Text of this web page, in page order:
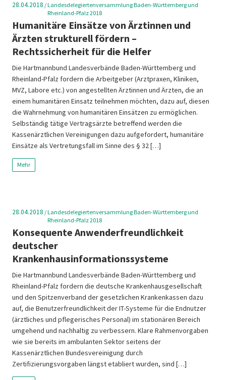
28.04.2018 /Landesdelegiertenversammlung Baden-Württemberg und
Rheinland-Pfalz 2018
Humanitäre Einsätze von Ärztinnen und
Ärzten strukturell fördern –
Rechtssicherheit für die Helfer
Die Hartmannbund Landesverbände Baden-Württemberg und
Rheinland-Pfalz fordern die Arbeitgeber (Arztpraxen, Kliniken,
MVZ, Labore etc.) von angestellten Ärztinnen und Ärzten, die an
einem humanitären Einsatz teilnehmen möchten, dazu auf, diesen
die Wahrnehmung von humanitären Einsätzen zu ermöglichen.
Selbständig tätige Vertragsärzte betreffend werden die
Kassenärztlichen Vereinigungen dazu aufgefordert, humanitäre
Einsätze als Vertretungsfall im Sinne des § 32 […]
Mehr
28.04.2018 /Landesdelegiertenversammlung Baden-Württemberg und
Rheinland-Pfalz 2018
Konsequente Anwenderfreundlichkeit
deutscher
Krankenhausinformationssysteme
Die Hartmannbund Landesverbände Baden-Württemberg und
Rheinland-Pfalz fordern die deutsche Krankenhausgesellschaft
und den Spitzenverband der gesetzlichen Krankenkassen dazu
auf, die Benutzerfreundlichkeit der IT-Systeme für die Endnutzer
(ärztliches und pflegerisches Personal) im stationären Bereich
umgehend und nachhaltig zu verbessern. Klare Rahmenvorgaben
wie sie bereits im ambulanten Sektor seitens der
Kassenärztlichen Bundesvereinigung durch
Zertifizierungsvorgaben längst etabliert wurden, sind […]